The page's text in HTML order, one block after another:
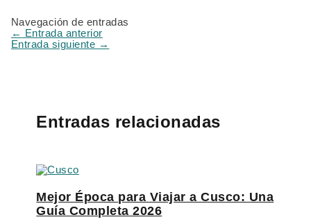
Navegación de entradas
← Entrada anterior
Entrada siguiente →
Entradas relacionadas
Mejor Época para Viajar a Cusco: Una
Guía Completa 2026